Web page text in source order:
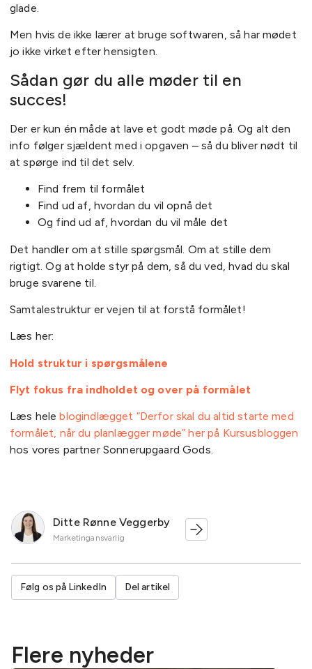
glade.
Men hvis de ikke lærer at bruge softwaren, så har mødet
jo ikke virket efter hensigten.
Sådan gør du alle møder til en
succes!
Der er kun én måde at lave et godt møde på. Og alt den
info følger sjældent med i opgaven – så du bliver nødt til
at spørge ind til det selv.
Find frem til formålet
Find ud af, hvordan du vil opnå det
Og find ud af, hvordan du vil måle det
Det handler om at stille spørgsmål. Om at stille dem
rigtigt. Og at holde styr på dem, så du ved, hvad du skal
bruge svarene til.
Samtalestruktur er vejen til at forstå formålet!
Læs her:
Hold struktur i spørgsmålene
Flyt fokus fra indholdet og over på formålet
Læs heleblogindlægget “Derfor skal du altid starte med
formålet, når du planlægger møde” her på Kursusbloggen
hos vores partner Sonnerupgaard Gods.
Ditte Rønne Veggerby
Marketingansvarlig
Følg os på LinkedIn Del artikel
Flere nyheder